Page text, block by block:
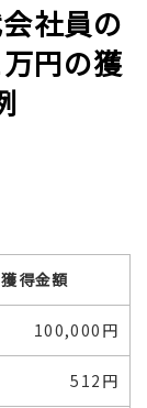
会社員の
万円の獲
獲得金額
100,000円
512円